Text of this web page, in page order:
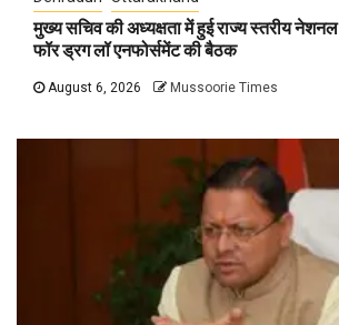
मुख्य सचिव की अध्यक्षता में हुई राज्य स्तरीय
फॉर ड्रग लॉ एनफोर्समेंट की बैठक
August 6, 2026 Mussoorie Times